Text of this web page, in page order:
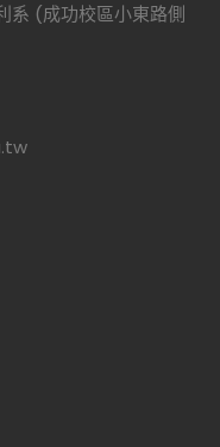
系 (成功校區小東路側